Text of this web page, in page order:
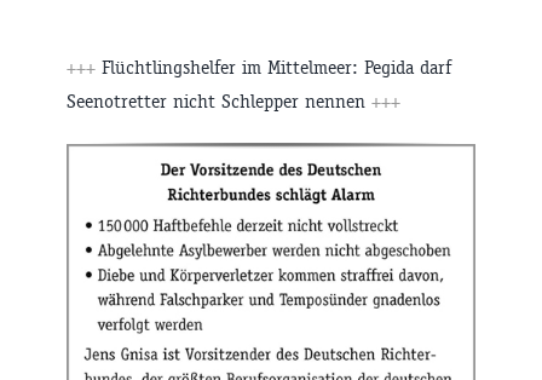
+++ Flüchtlingshelfer im Mittelmeer: Pegida darf
Seenotretter nicht Schlepper nennen +++